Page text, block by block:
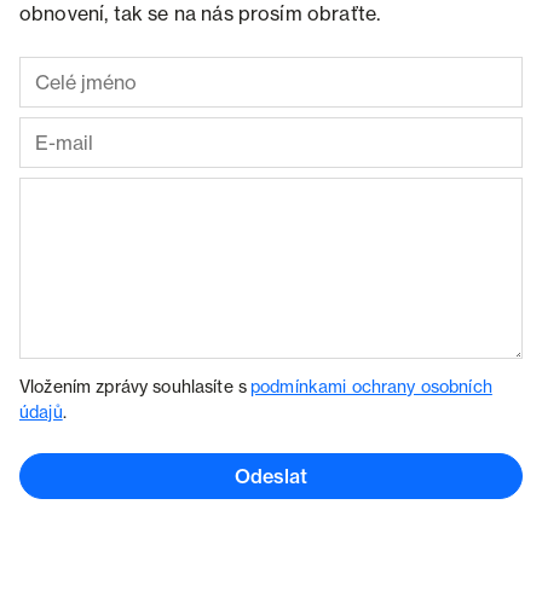
obnovení, tak se na nás prosím obraťte.
Vložením zprávy souhlasíte spodmínkami ochrany osobních
údajů.
Odeslat